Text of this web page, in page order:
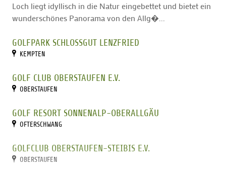
Loch liegt idyllisch in die Natur eingebettet und bietet ein
wunderschönes Panorama von den Allg�...
GOLFPARK SCHLOSSGUT LENZFRIED
KEMPTEN
GOLF CLUB OBERSTAUFEN E.V.
OBERSTAUFEN
GOLF RESORT SONNENALP-OBERALLGÄU
OFTERSCHWANG
GOLFCLUB OBERSTAUFEN-STEIBIS E.V.
OBERSTAUFEN